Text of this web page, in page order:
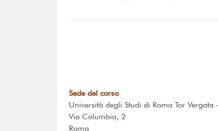
Sede del corso
Università degli Studi di Roma Tor Vergata
Via Columbia, 2
Roma